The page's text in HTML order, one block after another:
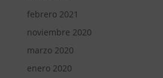
febrero 2021
noviembre 2020
marzo 2020
enero 2020